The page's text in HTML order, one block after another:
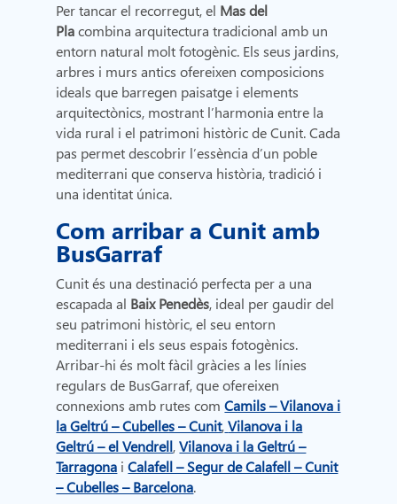
Per tancar el recorregut, el Mas del
Placombina arquitectura tradicional amb un
entorn natural molt fotogènic. Els seus jardins,
arbres i murs antics ofereixen composicions
ideals que barregen paisatge i elements
arquitectònics, mostrant l’harmonia entre la
vida rural i el patrimoni històric de Cunit. Cada
pas permet descobrir l’essència d’un poble
mediterrani que conserva història, tradició i
una identitat única.
Com arribar a Cunit amb
BusGarraf
Cunit és una destinació perfecta per a una
escapada al Baix Penedès, ideal per gaudir del
seu patrimoni històric, el seu entorn
mediterrani i els seus espais fotogènics.
Arribar-hi és molt fàcil gràcies a les línies
regulars de BusGarraf, que ofereixen
connexions amb rutes comCamils – Vilanova i
la Geltrú – Cubelles – Cunit, Vilanova i la
Geltrú – el Vendrell, Vilanova i la Geltrú –
Tarragona i Calafell – Segur de Calafell – Cunit
– Cubelles – Barcelona.